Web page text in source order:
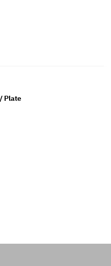
Plate